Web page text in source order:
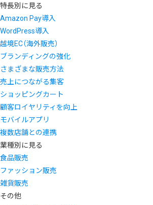
特長別に見る
Amazon Pay導入
WordPress導入
越境EC（海外販売）
ブランディングの強化
さまざまな販売方法
売上につながる集客
ショッピングカート
顧客ロイヤリティを向上
モバイルアプリ
複数店舗との連携
業種別に見る
食品販売
ファッション販売
雑貨販売
その他